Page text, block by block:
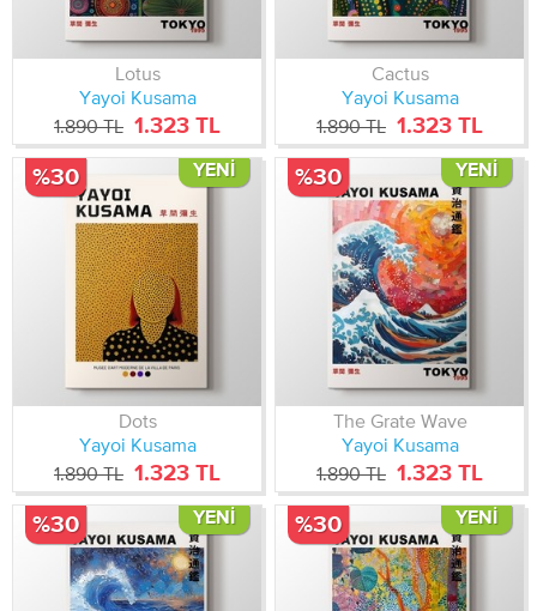
Lotus
Yayoi Kusama
1.890 TL 1.323 TL
Cactus
Yayoi Kusama
1.890 TL 1.323 TL
YENI
Dots
Yayoi Kusama
1.890 TL 1.323 TL
%30 YENI
The Grate Wave
Yayoi Kusama
1.890 TL 1.323 TL
%30
YENI
%30 YENI
%30